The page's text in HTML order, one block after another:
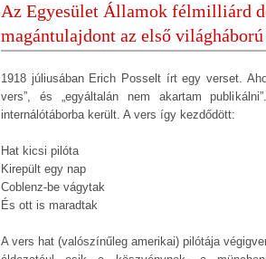
Az Egyesület Államok félmilliárd
magántulajdont az első
1918 júliusában Erich Posselt írt egy verset.
vers”, és „egyáltalán nem akartam
internálótáborba került. A vers így kezdődött:
Hat kicsi pilóta
Kirepült egy nap
Coblenz-be vágytak
És ott is maradtak
A vers hat (valószínűleg amerikai) pilótája